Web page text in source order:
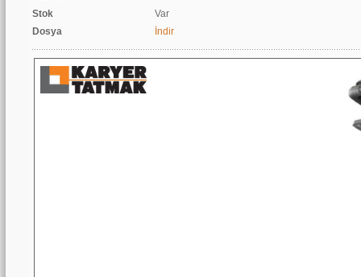
Stok
Var
Dosya
İndir